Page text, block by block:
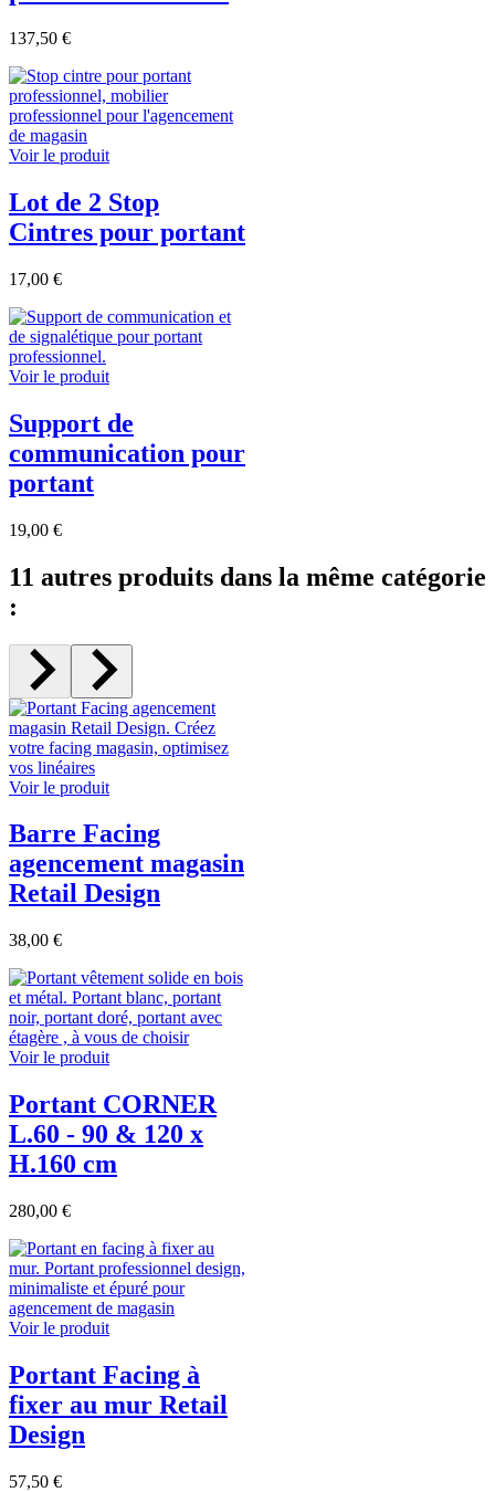
137,50 €
Voir le produit
Lot de 2 Stop
Cintres pour portant
17,00 €
Voir le produit
Support de
communication pour
portant
19,00 €
11 autres produits dans la même catégorie
:
Voir le produit
Barre Facing
agencement magasin
Retail Design
38,00 €
Voir le produit
Portant CORNER
L.60 - 90 & 120 x
H.160 cm
280,00 €
Voir le produit
Portant Facing à
fixer au mur Retail
Design
57,50 €